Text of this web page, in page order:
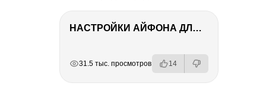
НАСТРОЙКИ АЙФОНА ДЛЯ ФОТО И ВИДЕО
31.5 тыс. просмотров 14